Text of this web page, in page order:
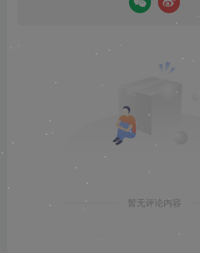
暂无评论内容